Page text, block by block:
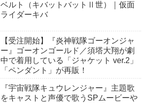
ベルト（キバットバットⅡ世）｜仮面
ライダーキバ
【受注開始】『炎神戦隊ゴーオンジャ
ー』ゴーオンゴールド／須塔大翔が劇
中で着用している「ジャケット ver.2」
「ペンダント」が再販！
『宇宙戦隊キュウレンジャー』主題歌
をキャストと声優で歌うSPムービーや